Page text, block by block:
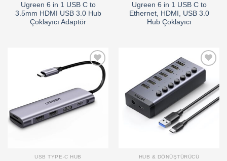
Ugreen 6 in 1 USB C to
3.5mm HDMI USB 3.0 Hub
Çoklayıcı Adaptör
Ugreen 6 in 1 USB C to
Ethernet, HDMI, USB 3.0
Hub Çoklayıcı
Add to
wishlist
USB TYPE-C HUB
Add to
wishlist
HUB & DÖNÜŞTÜRÜCÜ